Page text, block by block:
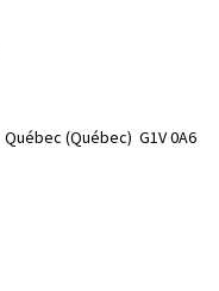
Québec (Québec)  G1V 0A6